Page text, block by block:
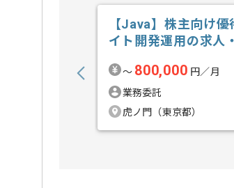
【Java】株主向け優
イト開発運用の求人
〜 800,000 円／月
業務委託
虎ノ門（東京都）